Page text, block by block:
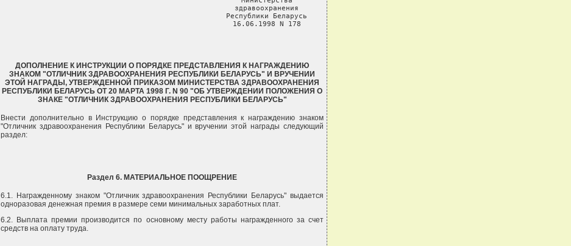
                                                 здравоохранения
                                                 Республики Беларусь
                                                 16.06.1998 N 178
ДОПОЛНЕНИЕ К ИНСТРУКЦИИ О ПОРЯДКЕ ПРЕДСТАВЛЕНИЯ К НАГРАЖДЕНИЮ
ЗНАКОМ "ОТЛИЧНИК ЗДРАВООХРАНЕНИЯ РЕСПУБЛИКИ БЕЛАРУСЬ" И ВРУЧЕНИИ
ЭТОЙ НАГРАДЫ, УТВЕРЖДЕННОЙ ПРИКАЗОМ МИНИСТЕРСТВА ЗДРАВООХРАНЕНИЯ
РЕСПУБЛИКИ БЕЛАРУСЬ ОТ 20 МАРТА 1998 Г. N 90 "ОБ УТВЕРЖДЕНИИ ПОЛОЖЕНИЯ О
ЗНАКЕ "ОТЛИЧНИК ЗДРАВООХРАНЕНИЯ РЕСПУБЛИКИ БЕЛАРУСЬ"
Внести дополнительно в Инструкцию о порядке представления к награждению знаком
"Отличник здравоохранения Республики Беларусь" и вручении этой награды следующий
раздел:
Раздел 6. МАТЕРИАЛЬНОЕ ПООЩРЕНИЕ
6.1. Награжденному знаком "Отличник здравоохранения Республики Беларусь" выдается
одноразовая денежная премия в размере семи минимальных заработных плат.
6.2. Выплата премии производится по основному месту работы награжденного за счет
средств на оплату труда.